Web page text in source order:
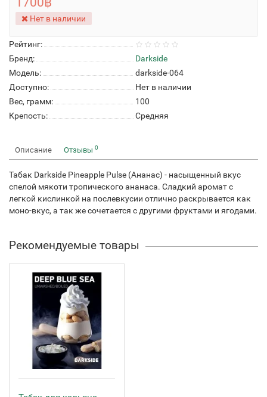
Рейтинг:
Бренд:
Darkside
Модель:
darkside-064
Доступно:
Нет в наличии
Вес, грамм:
100
Крепость:
Средняя
Нет в наличии
Описание Отзывы 0
Табак Darkside Pineapple Pulse (Ананас) - насыщенный вкус
спелой мякоти тропического ананаса. Сладкий аромат с
легкой кислинкой на послевкусии отлично раскрывается как
моно-вкус, а так же сочетается с другими фруктами и ягодами.
Рекомендуемые товары